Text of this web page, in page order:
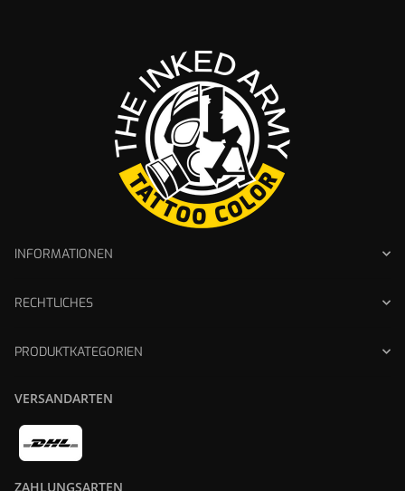
INFORMATIONEN
RECHTLICHES
PRODUKTKATEGORIEN
VERSANDARTEN
ZAHLUNGSARTEN